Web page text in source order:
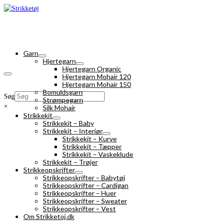
Søg
×
Garn
Hjertegarn
Hjertegarn Organic
Hjertegarn Mohair 120
Hjertegarn Mohair 150
Bomuldsgarn
Strømpegarn
Silk Mohair
Strikkekit
Strikkekit – Baby
Strikkekit – Interiør
Strikkekit – Kurve
Strikkekit – Tæpper
Strikkekit – Vaskeklude
Strikkekit – Trøjer
Strikkeopskrifter
Strikkeopskrifter – Babytøj
Strikkeopskrifter – Cardigan
Strikkeopskrifter – Huer
Strikkeopskrifter – Sweater
Strikkeopskrifter – Vest
Om Strikketoj.dk